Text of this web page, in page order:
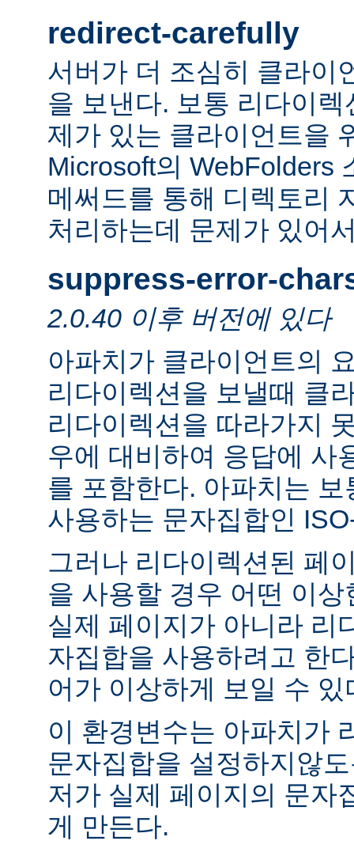
redirect-carefully
서버가 더 조심히 클라이
을 보낸다. 보통 리다이
제가 있는 클라이언트을
Microsoft의 WebFolders
메써드를 통해 디렉토리
처리하는데 문제가 있어
suppress-error-
2.0.40 이후 버전에 있다
아파치가 클라이언트의
리다이렉션을 보낼때 클
리다이렉션을 따라가지
우에 대비하여 응답에 사
를 포함한다. 아파치는
사용하는 문자집합인
그러나 리다이렉션된 페
을 사용할 경우 어떤 이
실제 페이지가 아니라 리
자집합을 사용하려고 한
어가 이상하게 보일 수 있
이 환경변수는 아파치가
문자집합을 설정하지않
저가 실제 페이지의 문자
게 만든다.